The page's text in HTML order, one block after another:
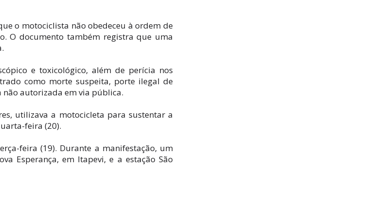
o motociclista não obedeceu à ordem de
O documento também registra que uma
e toxicológico, além de perícia nos
como morte suspeita, porte ilegal de
autorizada em via pública.
utilizava a motocicleta para sustentar a
feira (20).
feira (19). Durante a manifestação, um
Esperança, em Itapevi, e a estação São